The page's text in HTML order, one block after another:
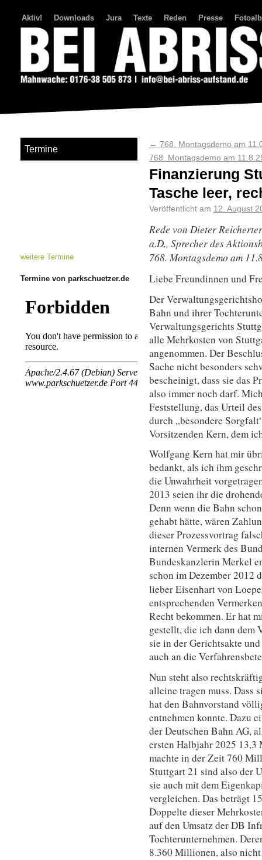
Aktiv! Downloads Jura Texte Reden Presse
← 768. Montagsdemo am
768. Montagsdemo am
Finanzierung
Tasche leer,
Veröffentlicht am 12. August
Rede von Dieter
a.D., Sprecher des
768. Montagsdemo am
Liebe Freundinnen und
Der
Bahn und ihrer
Verwaltungsgerichts
alle Mehrkosten von
angenommen. Der
Sache nicht besonders
bescheinigt, dass sie das
also immer noch darf.
Feststellung, das Urteil
durch „besondere
Vorsitzenden Kern, dem
Wolfgang Kern hat mir
bedankt, als ich ihm
die Unwahrheit
2013 seien ihr die
Denn wenn die Bahn
gehabt hätte, wären
dieser Prozessvortrag
internen Vermerk des
Bundeskanzlerin Merkel
schon im Dezember 2012
lieber Eisenhart von
entsprechenden
Recht bekommen. Er hat
gestellt, die ich dann dem
sie in der Gerichtsakte
auch an die
Nun steht also
alleine tragen muss. Dass
hat den Bahnvorstand
entnehmen konnte. Dazu
der Deutschen Bahn AG,
ersten Halbjahr 2025
machte in der Zeit 760
Stuttgart 21 sind also der
sie auch mit dem
vergleichen. Das beträgt
Doppelte dieser
auf den Umsatz der DB
Tochterunternehmen.
8.360 Millionen, also
Termine
weitere Termine
Termine von parkschuetzer.de